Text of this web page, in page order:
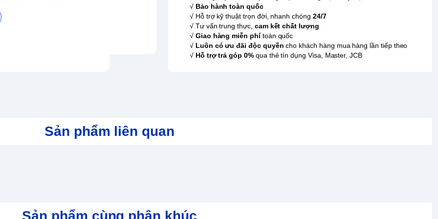
√ Bảo hành toàn quốc
√ Hỗ trợ kỹ thuật trọn đời, nhanh chóng 24/7
√ Tư vấn trung thực, cam kết chất lượng
√ Giao hàng miễn phítoàn quốc
√ Luôn có ưu đãi độc quyền cho khách hàng mua hàng lần tiếp theo
√ Hỗ trợ trả góp 0%qua thẻ tín dụng Visa, Master, JCB
các bạn học sinh, sinh viên hay các nhà
máy tính đều được gia công CNC tinh xảo
Sản phẩm liên quan